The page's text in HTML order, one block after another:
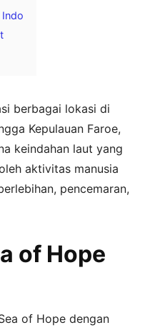
berbagai lokasi di
Kepulauan Faroe,
keindahan laut yang
aktivitas manusia
pencemaran,
of Hope
of Hope dengan